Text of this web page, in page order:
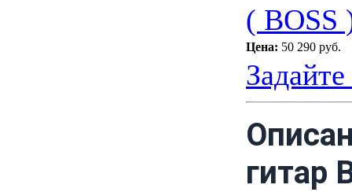
( BOSS
Цена: 50 290 руб.
гитар